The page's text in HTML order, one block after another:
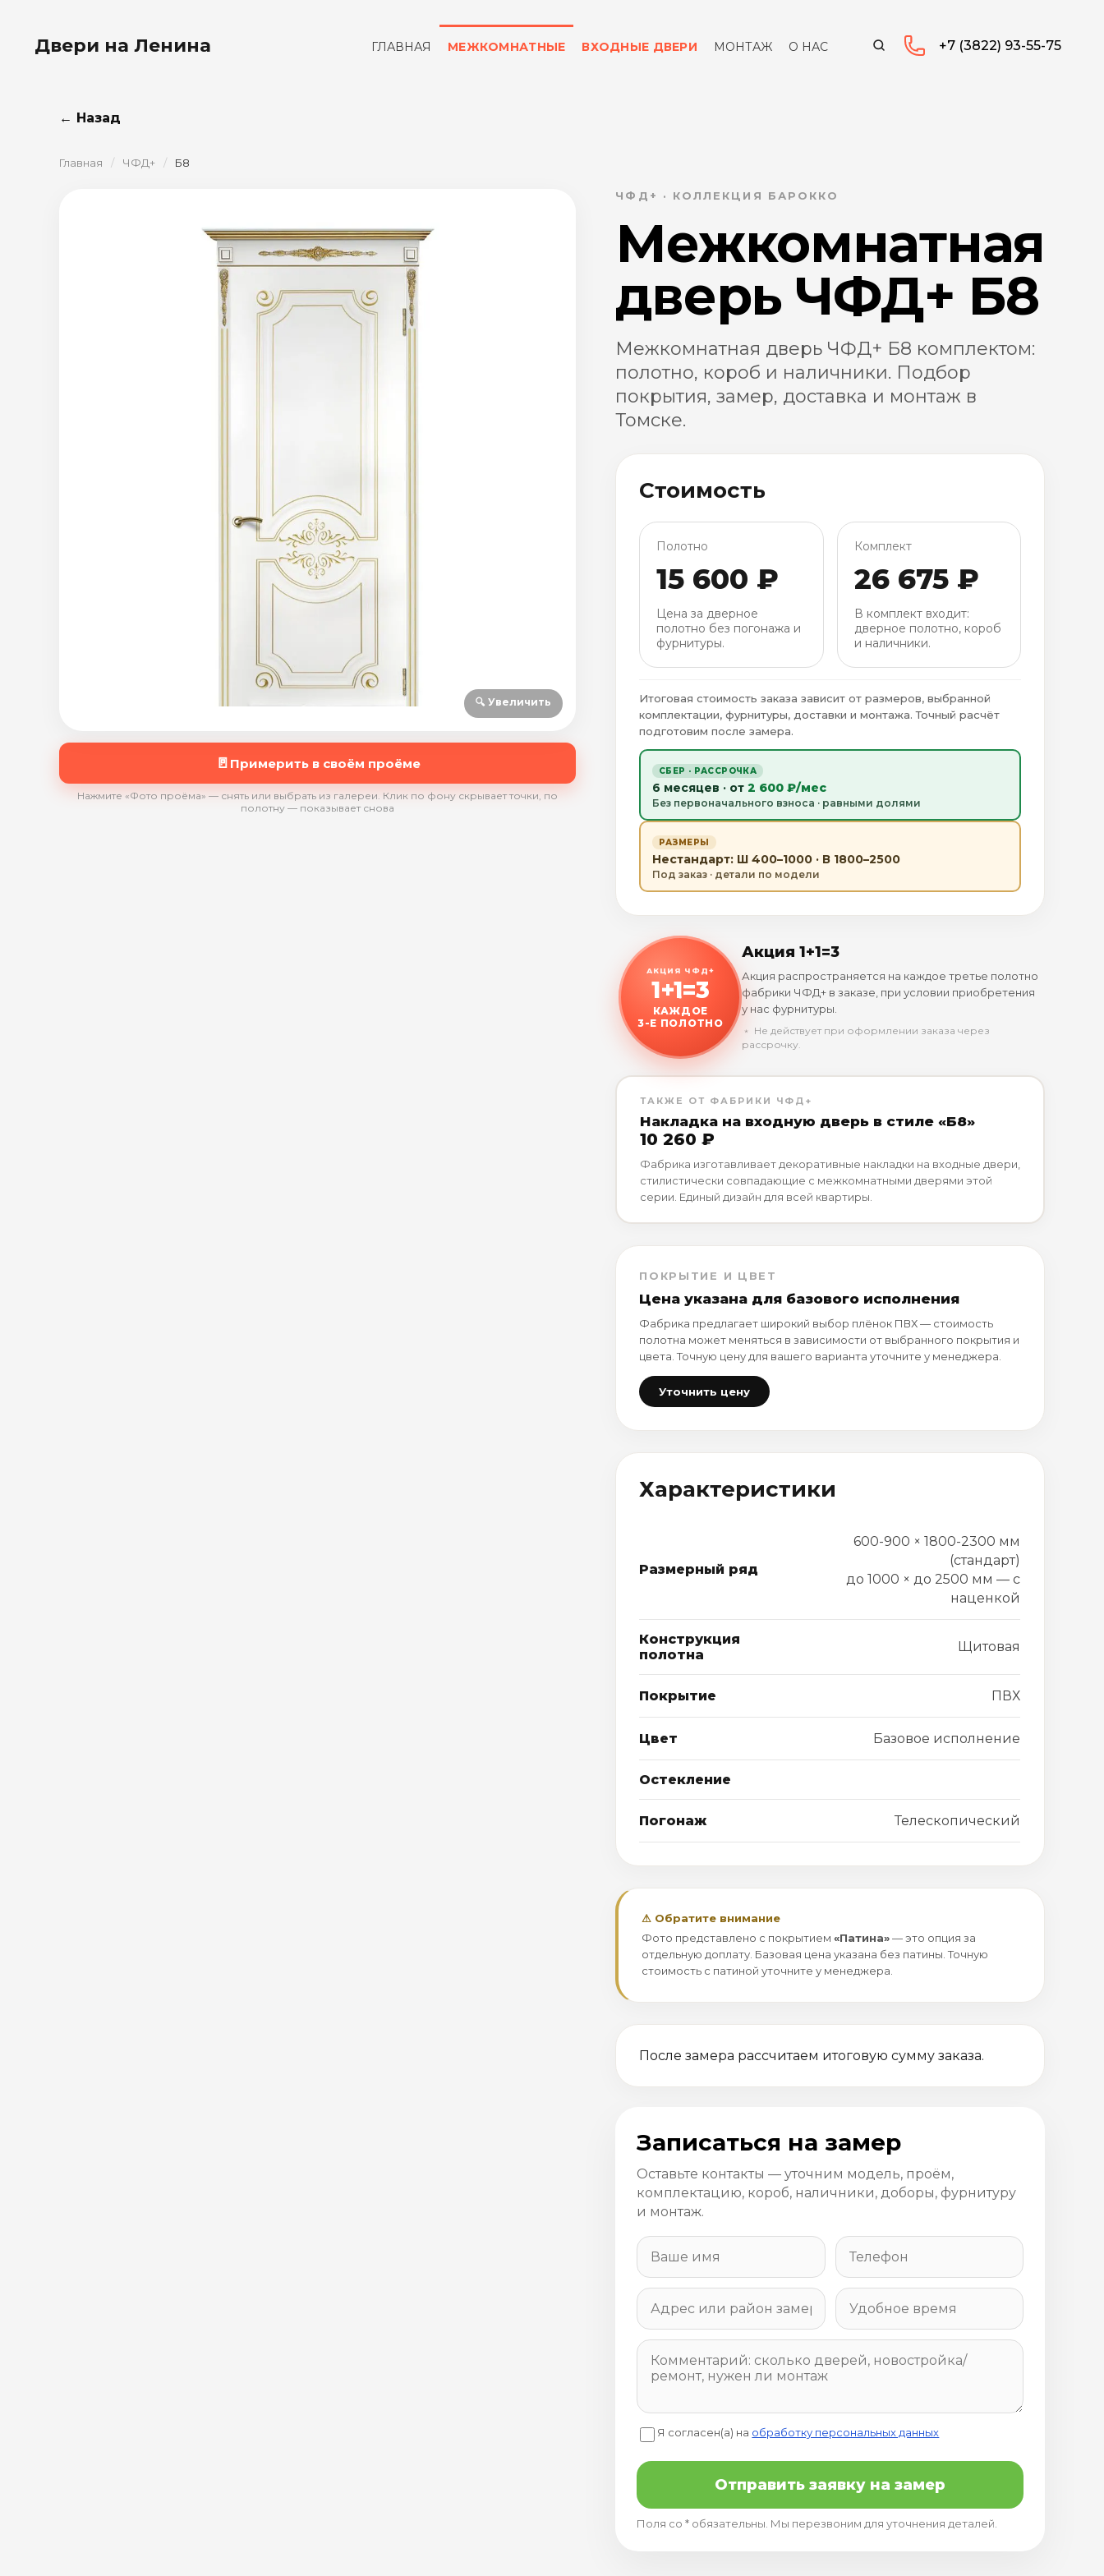
Двери на Ленина ГЛАВНАЯ МЕЖКОМНАТНЫЕ ВХОДНЫЕ ДВЕРИ МОНТАЖ О НАС +7 (3822) 93-55-75
← Назад
Главная / ЧФД+ / Б8
🔍 Увеличить
🚪 Примерить в своём проёме
Нажмите «Фото проёма» — снять или выбрать из галереи. Клик по фону скрывает точки, по
полотну — показывает снова
ЧФД+ · КОЛЛЕКЦИЯ БАРОККО
Межкомнатная
дверь ЧФД+ Б8
Межкомнатная дверь ЧФД+ Б8 комплектом:
полотно, короб и наличники. Подбор
покрытия, замер, доставка и монтаж в
Томске.
Стоимость
Полотно
15 600 ₽
Цена за дверное
полотно без погонажа и
фурнитуры.
Комплект
26 675 ₽
В комплект входит:
дверное полотно, короб
и наличники.
Итоговая стоимость заказа зависит от размеров, выбранной
комплектации, фурнитуры, доставки и монтажа. Точный расчёт
подготовим после замера.
СБЕР · РАССРОЧКА
6 месяцев · от 2 600 ₽/мес
Без первоначального взноса · равными долями
РАЗМЕРЫ
Нестандарт: Ш 400–1000 · В 1800–2500
Под заказ · детали по модели
АКЦИЯ ЧФД+
1+1=3
КАЖДОЕ
3-Е ПОЛОТНО
Акция 1+1=3
Акция распространяется на каждое третье полотно
фабрики ЧФД+ в заказе, при условии приобретения
у нас фурнитуры.
﹡ Не действует при оформлении заказа через
рассрочку.
ТАКЖЕ ОТ ФАБРИКИ ЧФД+
Накладка на входную дверь в стиле «Б8»
10 260 ₽
Фабрика изготавливает декоративные накладки на входные двери,
стилистически совпадающие с межкомнатными дверями этой
серии. Единый дизайн для всей квартиры.
ПОКРЫТИЕ И ЦВЕТ
Цена указана для базового исполнения
Фабрика предлагает широкий выбор плёнок ПВХ — стоимость
полотна может меняться в зависимости от выбранного покрытия и
цвета. Точную цену для вашего варианта уточните у менеджера.
Уточнить цену
Характеристики
Размерный ряд
600-900 × 1800-2300 мм
(стандарт)
до 1000 × до 2500 мм — с
наценкой
Конструкция
полотна
Щитовая
Покрытие ПВХ
Цвет Базовое исполнение
Остекление
Погонаж Телескопический
⚠ Обратите внимание
Фото представлено с покрытием«Патина»— это опция за
отдельную доплату. Базовая цена указана без патины. Точную
стоимость с патиной уточните у менеджера.
После замера рассчитаем итоговую сумму заказа.
Записаться на замер
Оставьте контакты — уточним модель, проём,
комплектацию, короб, наличники, доборы, фурнитуру
и монтаж.
Я согласен(а) на обработку персональных данных
Отправить заявку на замер
Поля со * обязательны. Мы перезвоним для уточнения деталей.